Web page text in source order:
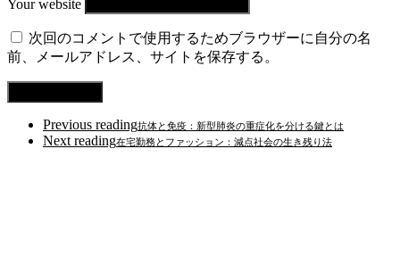
Your website
次回のコメントで使用するためブラウザーに自分の名
前、メールアドレス、サイトを保存する。
Previous reading抗体と免疫：新型肺炎の重症化を分ける鍵とは
Next reading在宅勤務とファッション：減点社会の生き残り法